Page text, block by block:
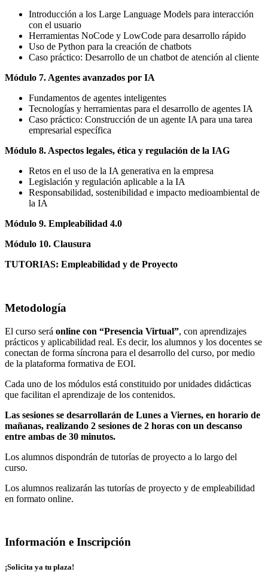
Introducción a los Large Language Models para interacción
con el usuario
Herramientas NoCode y LowCode para desarrollo rápido
Uso de Python para la creación de chatbots
Caso práctico: Desarrollo de un chatbot de atención al cliente
Módulo 7. Agentes avanzados por IA
Fundamentos de agentes inteligentes
Tecnologías y herramientas para el desarrollo de agentes IA
Caso práctico: Construcción de un agente IA para una tarea
empresarial específica
Módulo 8. Aspectos legales, ética y regulación de la IAG
Retos en el uso de la IA generativa en la empresa
Legislación y regulación aplicable a la IA
Responsabilidad, sostenibilidad e impacto medioambiental de
la IA
Módulo 9. Empleabilidad 4.0
Módulo 10. Clausura
TUTORIAS: Empleabilidad y de Proyecto
Metodología
El curso será online con “Presencia Virtual”, con aprendizajes
prácticos y aplicabilidad real. Es decir, los alumnos y los docentes se
conectan de forma síncrona para el desarrollo del curso, por medio
de la plataforma formativa de EOI.
Cada uno de los módulos está constituido por unidades didácticas
que facilitan el aprendizaje de los contenidos.
Las sesiones se desarrollarán de Lunes a Viernes, en horario de
mañanas, realizando 2 sesiones de 2 horas con un descanso
entre ambas de 30 minutos.
Los alumnos dispondrán de tutorías de proyecto a lo largo del
curso.
Los alumnos realizarán las tutorías de proyecto y de empleabilidad
en formato online.
Información e Inscripción
¡Solicita ya tu plaza!